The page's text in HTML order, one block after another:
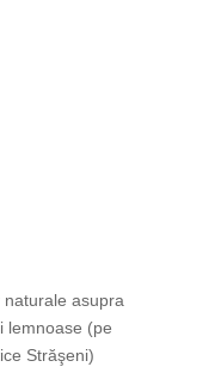
asupra
lemnoase (pe
Străşeni)